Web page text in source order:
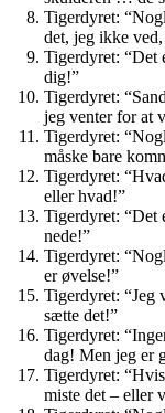
Tigerdyret:
det, jeg ikke
Tigerdyret: “Det
dig!”
Tigerdyret:
jeg venter for at
Tigerdyret:
måske bare
Tigerdyret:
eller hvad!”
Tigerdyret: “Det
nede!”
Tigerdyret:
er øvelse!”
Tigerdyret: “Jeg
sætte det!”
Tigerdyret:
dag! Men jeg er
Tigerdyret:
miste det – eller